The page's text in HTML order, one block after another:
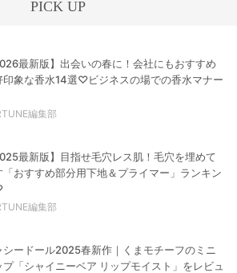
PICK UP
最新版】出会いの春に！会社にもおすすめ
印象な香水14選♡ビジネスの場での香水マナー
編集部
最新版】目指せ毛穴レス肌！毛穴を埋めて
「おすすめ部分用下地＆プライマー」ランキン
編集部
シードール2025春新作｜くまモチーフのミニ
プ「シャイニーベア リップモイスト」をレビュ